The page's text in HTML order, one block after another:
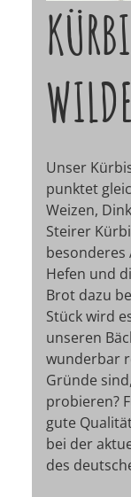
Unser
punktet
Weizen,
Steirer
besonderes
Hefen und
Brot dazu
Stück wird
unseren
wunderbar
Gründe
probieren?
gute
bei der
des